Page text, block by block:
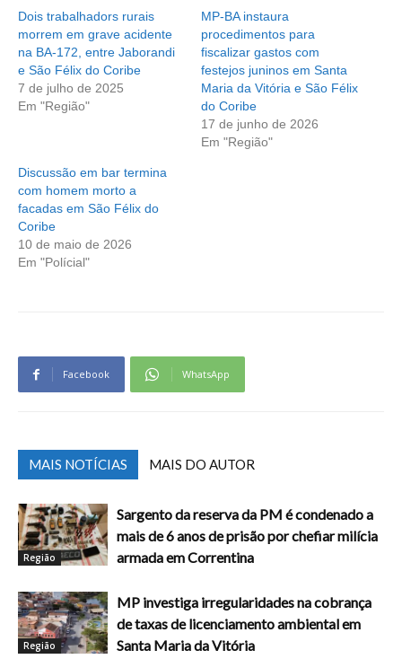
Dois trabalhadors rurais
morrem em grave acidente
na BA-172, entre Jaborandi
e São Félix do Coribe
7 de julho de 2025
Em "Região"
MP-BA instaura
procedimentos para
fiscalizar gastos com
festejos juninos em Santa
Maria da Vitória e São Félix
do Coribe
17 de junho de 2026
Em "Região"
Discussão em bar termina
com homem morto a
facadas em São Félix do
Coribe
10 de maio de 2026
Em "Polícial"
Facebook WhatsApp
MAIS NOTÍCIAS MAIS DO AUTOR
Região
Sargento da reserva da PM é condenado a
mais de 6 anos de prisão por chefiar milícia
armada em Correntina
Região
MP investiga irregularidades na cobrança
de taxas de licenciamento ambiental em
Santa Maria da Vitória